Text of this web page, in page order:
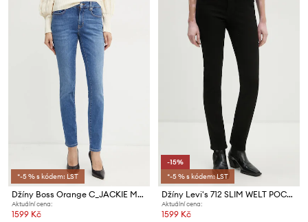
*-5 % s kódem: LST
Džíny Boss Orange C_JACKIE MR 4.0
Aktuální cena:
1599 Kč
-15%
*-5 % s kódem: LST
Džíny Levi's 712 SLIM WELT POCKET
Aktuální cena:
1599 Kč